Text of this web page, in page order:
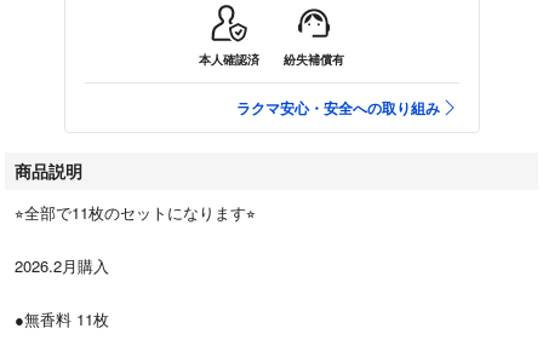
本人確認済 紛失補償有
ラクマ安心・安全への取り組み
商品説明
⭐︎全部で11枚のセットになります⭐︎
2026.2月購入
●無香料 11枚